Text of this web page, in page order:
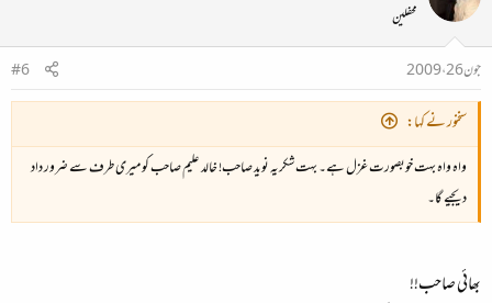
محفلین
جون 26، 2009
#6
سخنور نے کہا:
واہ واہ بہت خوبصورت غزل ہے۔ بہت شکریہ نوید صاحب! خالد علیم صاحب کو میری طرف سے ضرور داد
دیجیے گا۔
بھائی صاحب!!